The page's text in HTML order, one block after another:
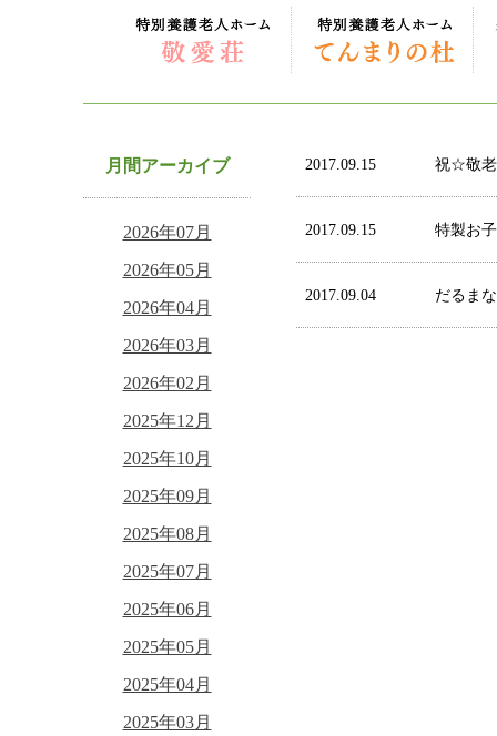
月間アーカイブ
2026年07月
2026年05月
2026年04月
2026年03月
2026年02月
2025年12月
2025年10月
2025年09月
2025年08月
2025年07月
2025年06月
2025年05月
2025年04月
2025年03月
2017.09.15 祝☆敬
2017.09.15 特製お
2017.09.04 だるま